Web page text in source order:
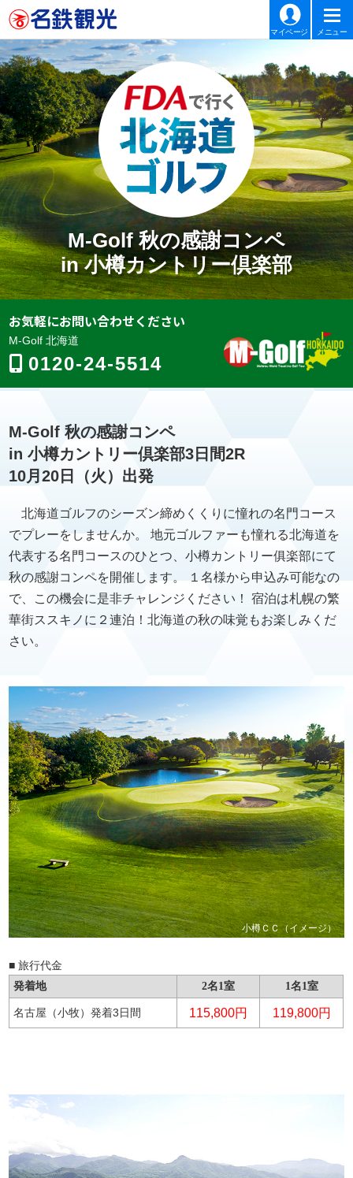
マイページ メニュー
M-Golf 秋の感謝コンペ
in 小樽カントリー倶楽部
お気軽にお問い合わせください
M-Golf 北海道
0120-24-5514
M-Golf 秋の感謝コンペ
in 小樽カントリー倶楽部3日間2R
10月20日（火）出発
北海道ゴルフのシーズン締めくくりに憧れの名門コース
でプレーをしませんか。 地元ゴルファーも憧れる北海道を
代表する名門コースのひとつ、小樽カントリー俱楽部にて
秋の感謝コンペを開催します。 １名様から申込み可能なの
で、この機会に是非チャレンジください！ 宿泊は札幌の繁
華街ススキノに２連泊！北海道の秋の味覚もお楽しみくだ
さい。
小樽ＣＣ（イメージ）
■ 旅行代金
発着地 2名1室 1名1室
名古屋（小牧）発着3日間 115,800円 119,800円